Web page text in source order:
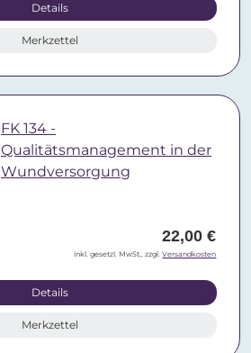
Details
Merkzettel
FK 134 -
Qualitätsmanagement in der
Wundversorgung
22,00 €
inkl. gesetzl. MwSt., zzgl.Versandkosten
Details
Merkzettel